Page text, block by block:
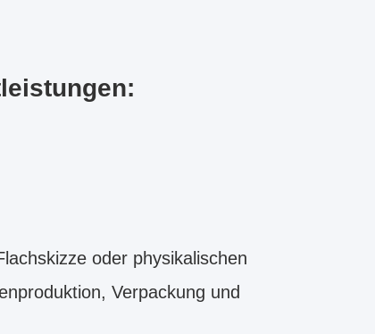
oder physikalischen
Verpackung und